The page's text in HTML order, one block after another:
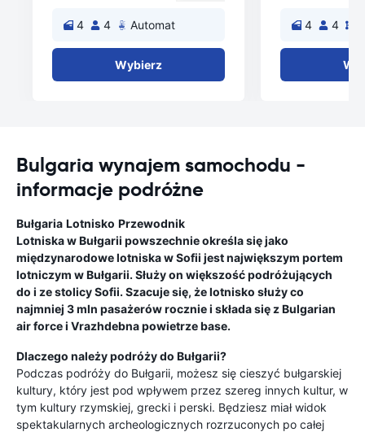
4 4 Automat
Wybierz
4 4
Bulgaria wynajem samochodu -
informacje podróżne
Bułgaria Lotnisko Przewodnik
Lotniska w Bułgarii powszechnie określa się jako
międzynarodowe lotniska w Sofii jest największym portem
lotniczym w Bułgarii. Służy on większość podróżujących
do i ze stolicy Sofii. Szacuje się, że lotnisko służy co
najmniej 3 mln pasażerów rocznie i składa się z Bulgarian
air force i Vrazhdebna powietrze base.
Dlaczego należy podróży do Bułgarii?
Podczas podróży do Bułgarii, możesz się cieszyć bułgarskiej
kultury, który jest pod wpływem przez szereg innych kultur, w
tym kultury rzymskiej, grecki i perski. Będziesz miał widok
spektakularnych archeologicznych rozrzuconych po całej